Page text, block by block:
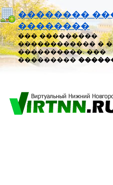
��������
��������
��� ���������
������������ �
����������. ���
���������